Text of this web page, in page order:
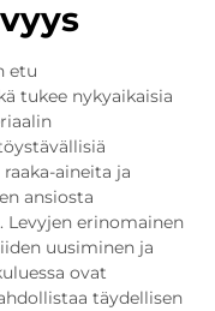
etu
tukee nykyaikaisia
aineita ja
ansiosta
erinomainen
uusiminen ja
ovat
täydellisen